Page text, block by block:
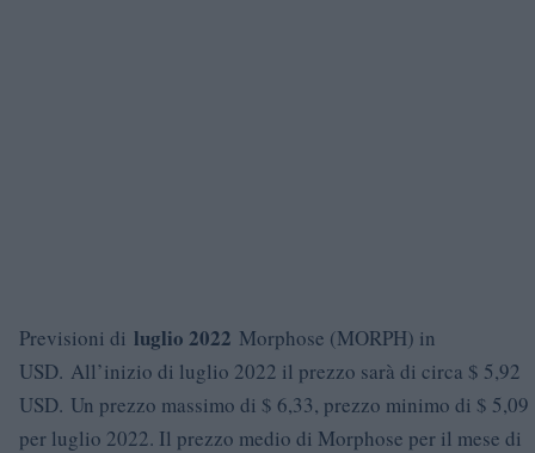
Previsioni di luglio 2022 Morphose (MORPH) in
USD. All’inizio di luglio 2022 il prezzo sarà di circa $ 5,92
USD. Un prezzo massimo di $ 6,33, prezzo minimo di $ 5,09
per luglio 2022. Il prezzo medio di Morphose per il mese di